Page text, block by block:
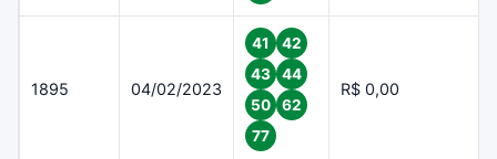
1895 04/02/2023
41
42
43
44
50
62
77
R$ 0,00